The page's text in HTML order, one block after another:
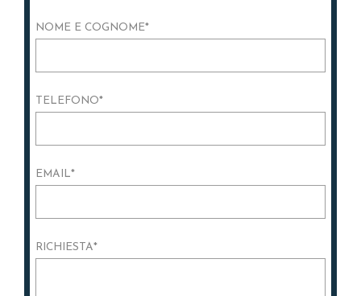
NOME E COGNOME*
TELEFONO*
EMAIL*
RICHIESTA*